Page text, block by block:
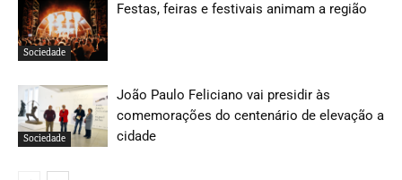
Sociedade
Festas, feiras e festivais animam a região
Sociedade
João Paulo Feliciano vai presidir às
comemorações do centenário de elevação a
cidade